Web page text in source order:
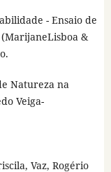
- Ensaio de
&
Natureza na
Veiga-
Vaz, Rogério